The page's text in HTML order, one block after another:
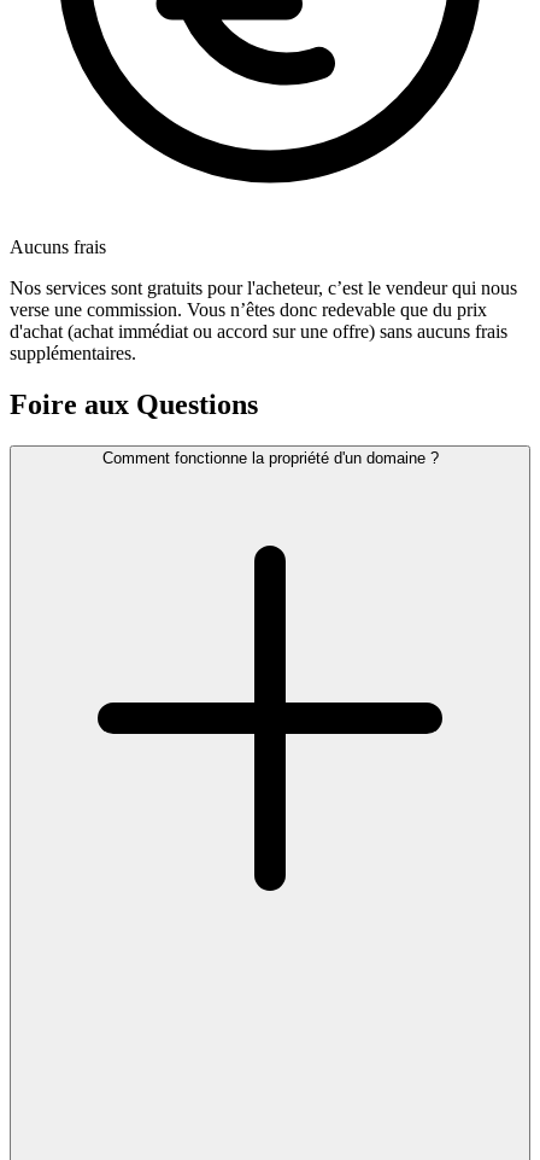
Aucuns frais
Nos services sont gratuits pour l'acheteur, c’est le vendeur qui nous
verse une commission. Vous n’êtes donc redevable que du prix
d'achat (achat immédiat ou accord sur une offre) sans aucuns frais
supplémentaires.
Foire aux Questions
Comment fonctionne la propriété d'un domaine ?